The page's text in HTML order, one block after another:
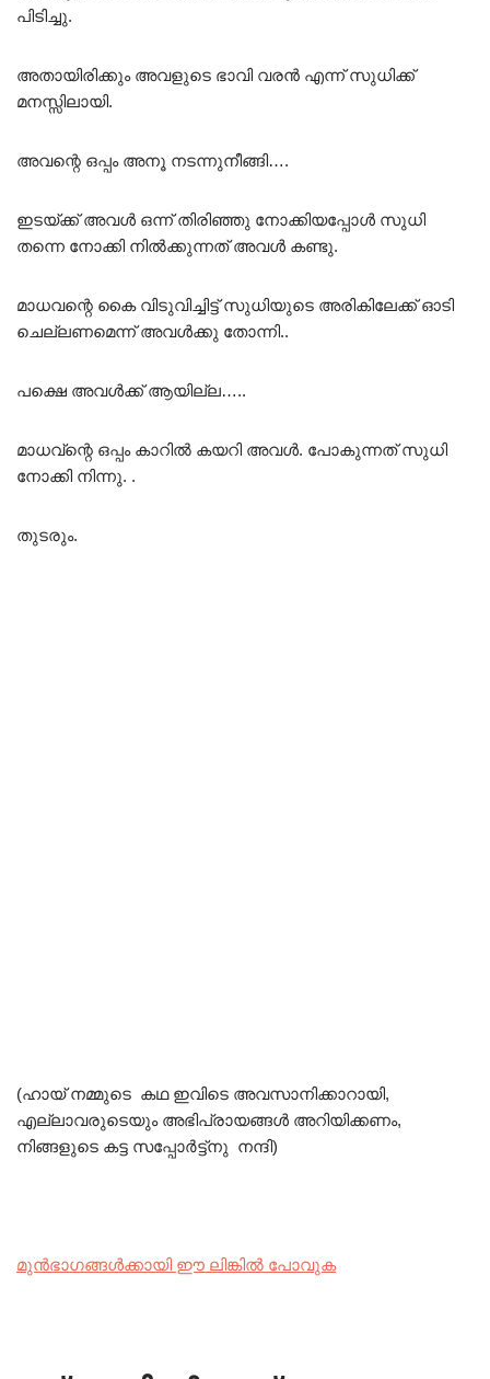
പിടിച്ചു.
അതായിരിക്കും അവളുടെ ഭാവി വരൻ എന്ന് സുധിക്ക്
മനസ്സിലായി.
അവന്റെ ഒപ്പം അനൂ നടന്നുനീങ്ങി….
ഇടയ്ക്ക് അവൾ ഒന്ന് തിരിഞ്ഞു നോക്കിയപ്പോൾ സുധി
തന്നെ നോക്കി നിൽക്കുന്നത് അവൾ കണ്ടു.
മാധവന്റെ കൈ വിടുവിച്ചിട്ട് സുധിയുടെ അരികിലേക്ക് ഓടി
ചെല്ലണമെന്ന് അവൾക്കു തോന്നി..
പക്ഷെ അവൾക്ക് ആയില്ല…..
മാധവ്ന്റെ ഒപ്പം കാറിൽ കയറി അവൾ. പോകുന്നത് സുധി
നോക്കി നിന്നു. .
തുടരും.
(ഹായ് നമ്മുടെ കഥ ഇവിടെ അവസാനിക്കാറായി,
എല്ലാവരുടെയും അഭിപ്രായങ്ങൾ അറിയിക്കണം,
നിങ്ങളുടെ കട്ട സപ്പോർട്ട്നു നന്ദി)
മുൻഭാഗങ്ങൾക്കായി ഈ ലിങ്കിൽ പോവുക